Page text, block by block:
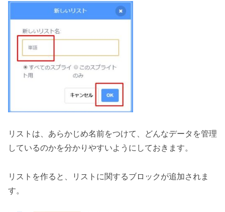
リストは、あらかじめ名前をつけて、どんなデータを管理
しているのかを分かりやすいようにしておきます。
リストを作ると、リストに関するブロックが追加されま
す。